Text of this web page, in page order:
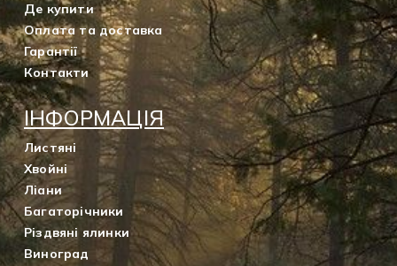
Де купити
Оплата та доставка
Гарантії
Контакти
ІНФОРМАЦІЯ
Листяні
Хвойні
Ліани
Багаторічники
Різдвяні ялинки
Виноград